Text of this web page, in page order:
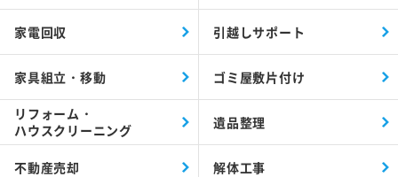
家電回収 引越しサポート
家具組立・移動 ゴミ屋敷片付け
リフォーム・
ハウスクリーニング
遺品整理
不動産売却 解体工事